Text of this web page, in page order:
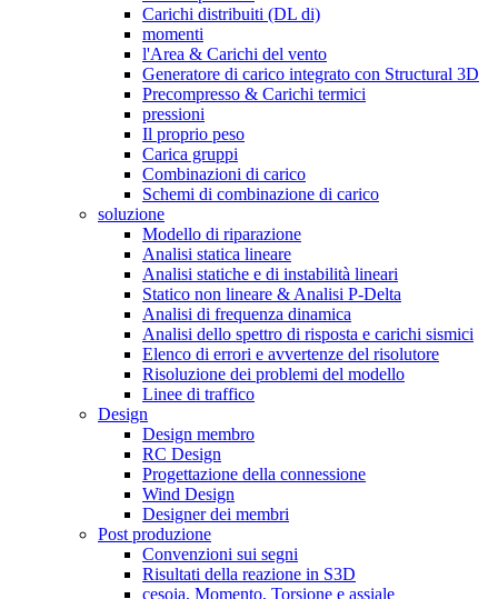
Carichi distribuiti (DL di)
momenti
l'Area & Carichi del vento
Generatore di carico integrato con Structural 3D
Precompresso & Carichi termici
pressioni
Il proprio peso
Carica gruppi
Combinazioni di carico
Schemi di combinazione di carico
soluzione
Modello di riparazione
Analisi statica lineare
Analisi statiche e di instabilità lineari
Statico non lineare & Analisi P-Delta
Analisi di frequenza dinamica
Analisi dello spettro di risposta e carichi sismici
Elenco di errori e avvertenze del risolutore
Risoluzione dei problemi del modello
Linee di traffico
Design
Design membro
RC Design
Progettazione della connessione
Wind Design
Designer dei membri
Post produzione
Convenzioni sui segni
Risultati della reazione in S3D
cesoia, Momento, Torsione e assiale